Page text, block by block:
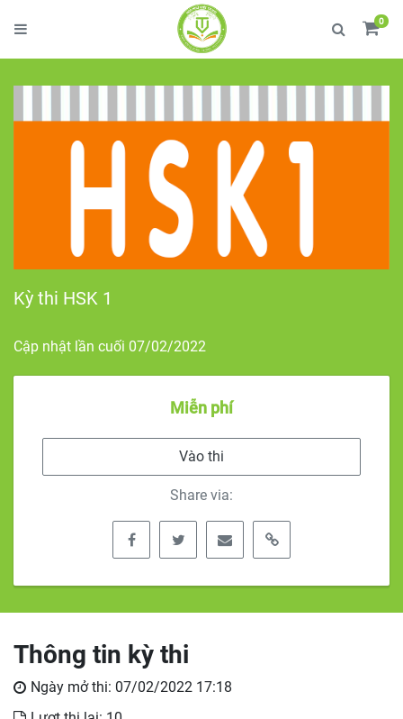
0
Kỳ thi HSK 1
Cập nhật lần cuối 07/02/2022
Miễn phí
Vào thi
Share via:
Thông tin kỳ thi
Ngày mở thi: 07/02/2022 17:18